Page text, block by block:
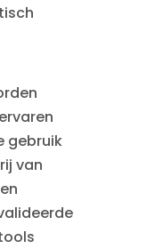
gebruik
van